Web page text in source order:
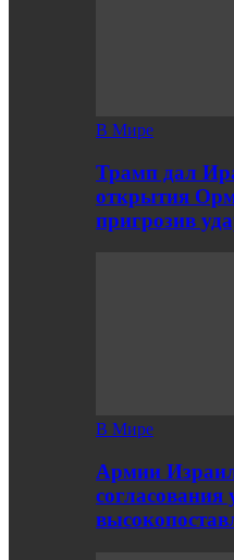
В Мире
Трамп дал
открытия
пригрозив
В Мире
Армии
согласования